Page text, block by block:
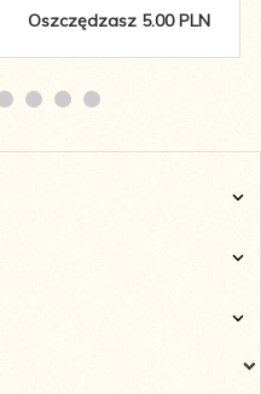
Oszczędzasz 5.00 PLN